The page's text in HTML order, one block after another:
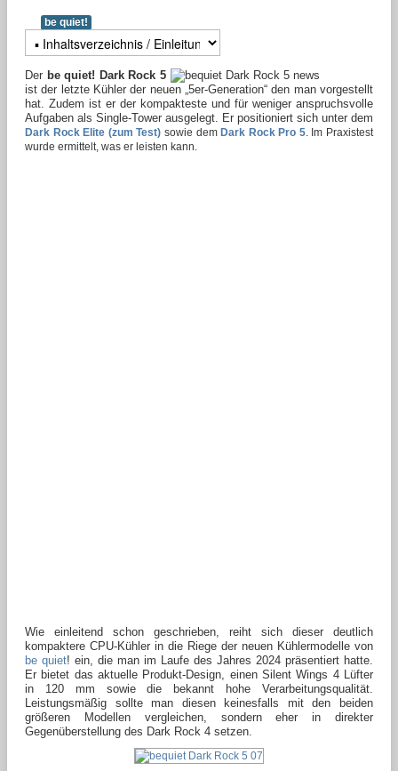
be quiet!
Der be quiet! Dark Rock 5
ist der letzte Kühler der neuen „5er-Generation“ den man vorgestellt
hat. Zudem ist er der kompakteste und für weniger anspruchsvolle
Aufgaben als Single-Tower ausgelegt. Er positioniert sich unter dem
Dark Rock Elite (zum Test) sowie demDark Rock Pro 5. Im Praxistest
wurde ermittelt, was er leisten kann.
Wie einleitend schon geschrieben, reiht sich dieser deutlich
kompaktere CPU-Kühler in die Riege der neuen Kühlermodelle von
be quiet! ein, die man im Laufe des Jahres 2024 präsentiert hatte.
Er bietet das aktuelle Produkt-Design, einen Silent Wings 4 Lüfter
in 120 mm sowie die bekannt hohe Verarbeitungsqualität.
Leistungsmäßig sollte man diesen keinesfalls mit den beiden
größeren Modellen vergleichen, sondern eher in direkter
Gegenüberstellung des Dark Rock 4 setzen.